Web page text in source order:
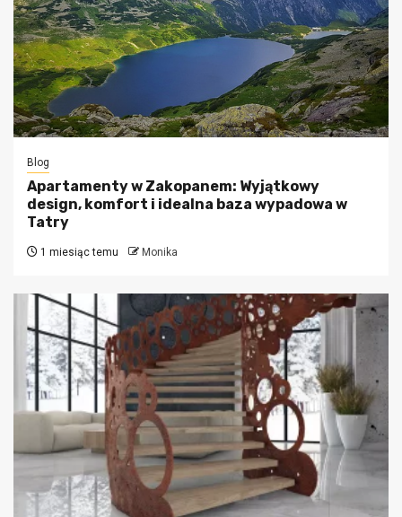
Blog
Apartamenty w Zakopanem: Wyjątkowy
design, komfort i idealna baza wypadowa w
Tatry
1 miesiąc temu Monika